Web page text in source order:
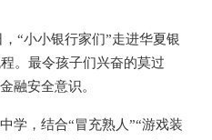
“小小银行家们”走进华夏银
。最令孩子们兴奋的莫过
融安全意识。
学，结合“冒充熟人”“游戏装